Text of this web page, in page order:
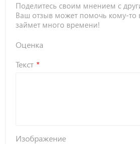
Поделитесь своим мнением с
Ваш отзыв может помочь кому-то
займет много времени!
Оценка
Текст
Изображение